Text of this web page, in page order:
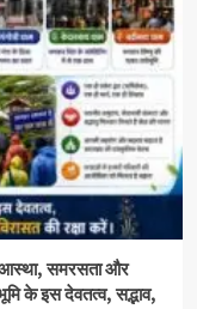
आस्था, समरसता और
के इस देवतत्व, सद्भाव,